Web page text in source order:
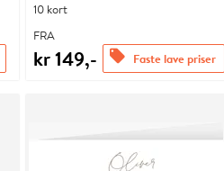
10 kort
FRA
kr 149,- offers Faste lave priser